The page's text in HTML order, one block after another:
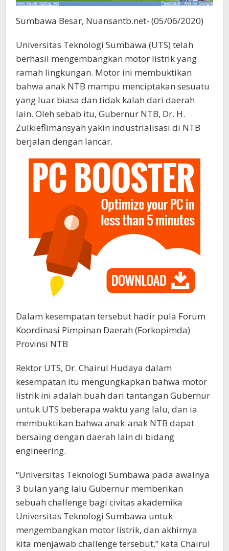
Sumbawa Besar, Nuansantb.net- (05/06/2020)
Universitas Teknologi Sumbawa (UTS) telah
berhasil mengembangkan motor listrik yang
ramah lingkungan. Motor ini membuktikan
bahwa anak NTB mampu menciptakan sesuatu
yang luar biasa dan tidak kalah dari daerah
lain. Oleh sebab itu, Gubernur NTB, Dr. H.
Zulkieflimansyah yakin industrialisasi di NTB
berjalan dengan lancar.
Dalam kesempatan tersebut hadir pula Forum
Koordinasi Pimpinan Daerah (Forkopimda)
Provinsi NTB
Rektor UTS, Dr. Chairul Hudaya dalam
kesempatan itu mengungkapkan bahwa motor
listrik ini adalah buah dari tantangan Gubernur
untuk UTS beberapa waktu yang lalu, dan ia
membuktikan bahwa anak-anak NTB dapat
bersaing dengan daerah lain di bidang
engineering.
“Universitas Teknologi Sumbawa pada awalnya
3 bulan yang lalu Gubernur memberikan
sebuah challenge bagi civitas akademika
Universitas Teknologi Sumbawa untuk
mengembangkan motor listrik, dan akhirnya
kita menjawab challenge tersebut,” kata Chairul